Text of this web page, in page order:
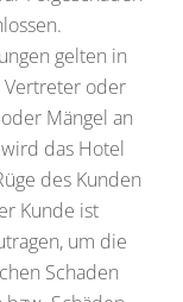
gelten in
Vertreter oder
Mängel an
das Hotel
des Kunden
Kunde ist
um die
Schaden